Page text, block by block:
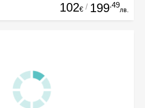
102€ / 199.49
лв.